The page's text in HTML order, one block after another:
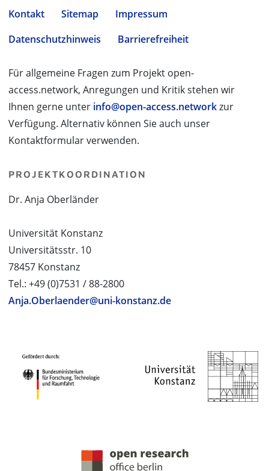
Kontakt Sitemap
Impressum
Datenschutzhinweis
Barrierefreiheit
Für allgemeine Fragen zum Projekt open-
access.network, Anregungen und Kritik stehen wir
Ihnen gerne unter info@open-access.networkzur
Verfügung. Alternativ können Sie auch unser
Kontaktformular verwenden.
PROJEKTKOORDINATION
Dr. Anja Oberländer
Universität Konstanz
Universitätsstr. 10
78457 Konstanz
Tel.: +49 (0)7531 / 88-2800
Anja.Oberlaender@uni-konstanz.de